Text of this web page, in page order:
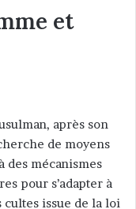
et
après son
de moyens
des mécanismes
pour s’adapter à
issue de la loi